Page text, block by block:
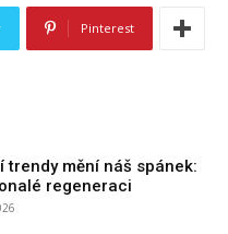
Pinterest
trendy mění náš spánek:
regeneraci